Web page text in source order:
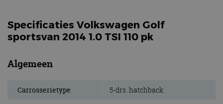
Specificaties Volkswagen Golf
sportsvan 2014 1.0 TSI 110 pk
Algemeen
Carrosserietype 5-drs. hatchback